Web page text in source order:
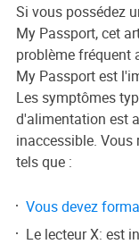
Si vous possédez
My Passport, cet
problème fréquent
My Passport est
Les symptômes
d'alimentation est
inaccessible. Vous
tels que :
Vous devez
Le lecteur X: est